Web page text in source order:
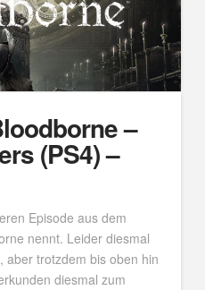
–
(PS4) –
Episode aus dem
nennt. Leider diesmal
aber trotzdem bis oben hin
diesmal zum